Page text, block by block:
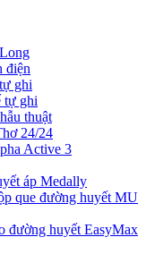
điện
ghi
tự ghi
thuật
24/24
Active 3
áp Medally
que đường huyết MU
đường huyết EasyMax